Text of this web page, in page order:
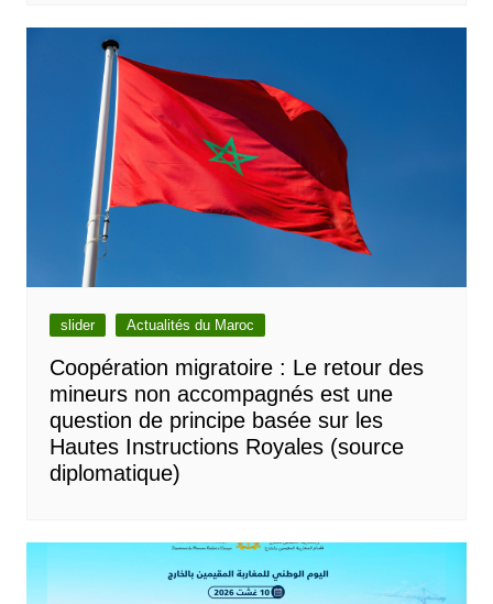
slider Actualités du Maroc
Coopération migratoire : Le retour des
mineurs non accompagnés est une
question de principe basée sur les
Hautes Instructions Royales (source
diplomatique)